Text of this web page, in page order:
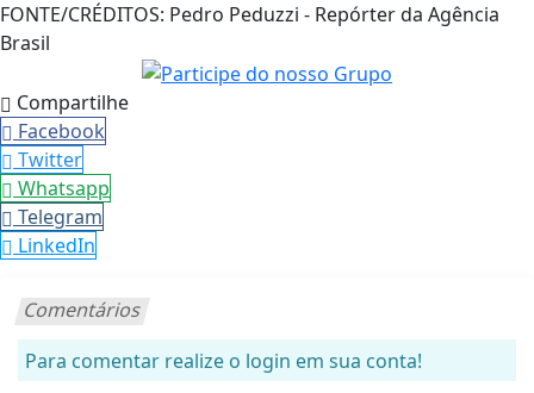
FONTE/CRÉDITOS: Pedro Peduzzi - Repórter da Agência
Brasil
Compartilhe
Facebook
Twitter
Whatsapp
Telegram
LinkedIn
Comentários
Para comentar realize o login em sua conta!